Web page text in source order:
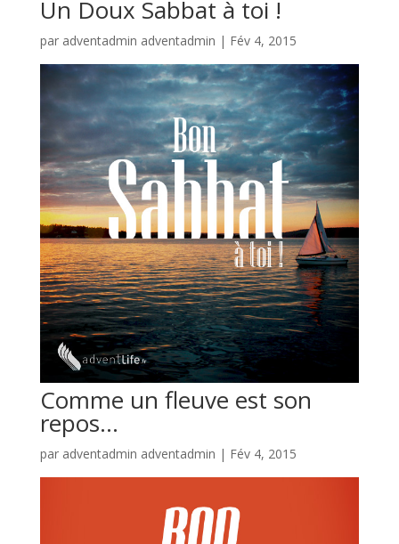
Un Doux Sabbat à toi !
par adventadmin adventadmin | Fév 4, 2015
Comme un fleuve est son
repos…
par adventadmin adventadmin | Fév 4, 2015